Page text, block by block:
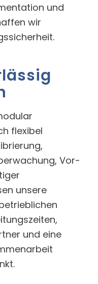
und
wir
flexibel
Vor-
unsere
und eine